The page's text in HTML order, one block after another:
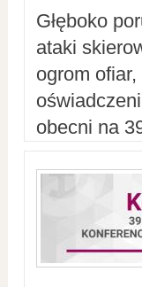
Głęboko
ataki
ogrom
obecni na